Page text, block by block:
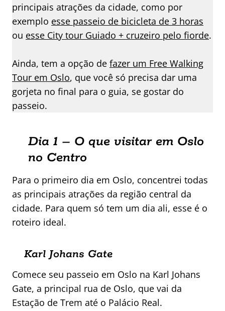
principais atrações da cidade, como por
exemplo esse passeio de bicicleta de 3 horas
ou esse City tour Guiado + cruzeiro pelo fiorde.
Ainda, tem a opção de fazer um Free Walking
Tour em Oslo, que você só precisa dar uma
gorjeta no final para o guia, se gostar do
passeio.
Dia 1 – O que visitar em Oslo
no Centro
Para o primeiro dia em Oslo, concentrei todas
as principais atrações da região central da
cidade. Para quem só tem um dia ali, esse é o
roteiro ideal.
Karl Johans Gate
Comece seu passeio em Oslo na Karl Johans
Gate, a principal rua de Oslo, que vai da
Estação de Trem até o Palácio Real.